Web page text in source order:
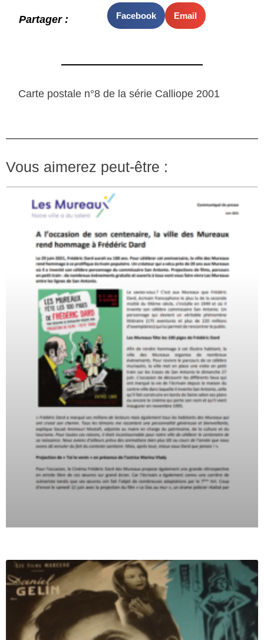
Partager : Facebook Email
Carte postale n°8 de la série Calliope 2001
Vous aimerez peut-être :